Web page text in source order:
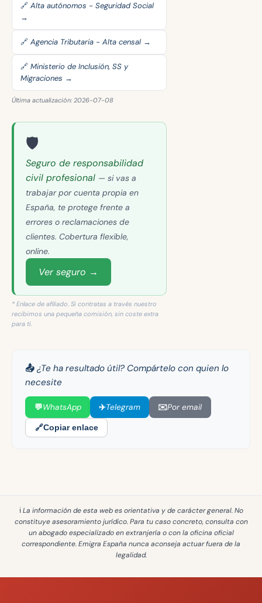
🔗 Alta autónomos - Seguridad Social
→
🔗 Agencia Tributaria - Alta censal →
🔗 Ministerio de Inclusión, SS y
Migraciones →
Última actualización: 2026-07-08
🛡️
Seguro de responsabilidad
civil profesional — si vas a
trabajar por cuenta propia en
España, te protege frente a
errores o reclamaciones de
clientes. Cobertura flexible,
online.
Ver seguro →
* Enlace de afiliado. Si contratas a través nuestro
recibimos una pequeña comisión, sin coste extra
para ti.
📤 ¿Te ha resultado útil? Compártelo con quien lo
necesite
💬WhatsApp ✈️Telegram ✉️Por email
🔗Copiar enlace
ℹ️ La información de esta web esorientativa y de carácter general. No
constituye asesoramiento jurídico. Para tu caso concreto, consulta con
un abogado especializado en extranjería o con la oficina oficial
correspondiente. Emigra España nunca aconseja actuar fuera de la
legalidad.